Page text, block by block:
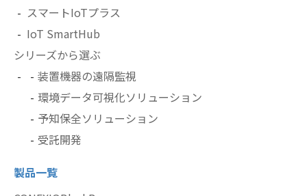
スマートIoTプラス
IoT SmartHub
シリーズから選ぶ
装置機器の遠隔監視
環境データ可視化ソリューション
予知保全ソリューション
受託開発
製品一覧